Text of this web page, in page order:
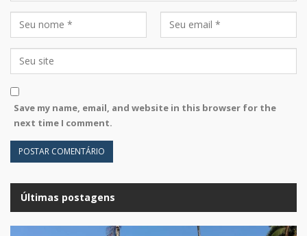
Save my name, email, and website in this browser for the
next time I comment.
Últimas postagens